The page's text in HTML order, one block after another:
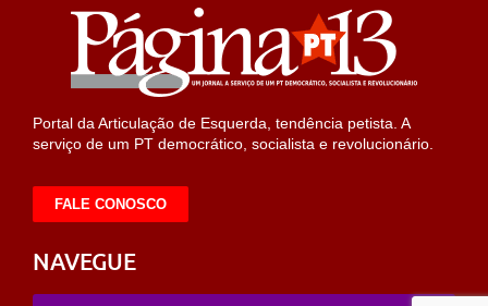
Portal da Articulação de Esquerda, tendência petista. A
serviço de um PT democrático, socialista e revolucionário.
FALE CONOSCO
NAVEGUE